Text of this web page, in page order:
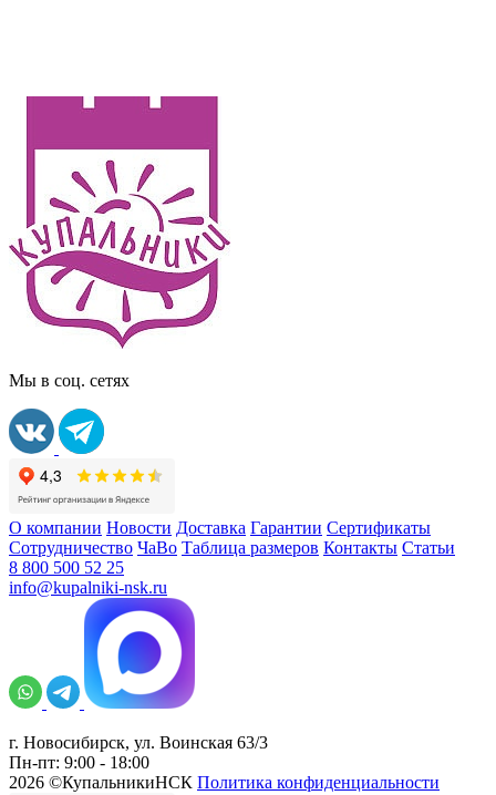
Мы в соц. сетях
О компании Новости Доставка Гарантии Сертификаты
Сотрудничество ЧаВо Таблица размеров Контакты Статьи
8 800 500 52 25
info@kupalniki-nsk.ru
г. Новосибирск, ул. Воинская 63/3
Пн-пт: 9:00 - 18:00
2026 ©КупальникиНСК Политика конфиденциальности